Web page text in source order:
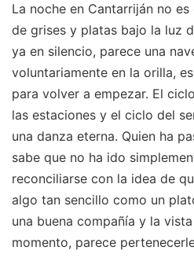
La noche en Cantarriján no
de grises y platas bajo la luz
ya en silencio, parece una
voluntariamente en la orilla,
para volver a empezar. El
las estaciones y el ciclo del
una danza eterna. Quien ha
sabe que no ha ido
reconciliarse con la idea de
algo tan sencillo como un
una buena compañía y la
momento, parece